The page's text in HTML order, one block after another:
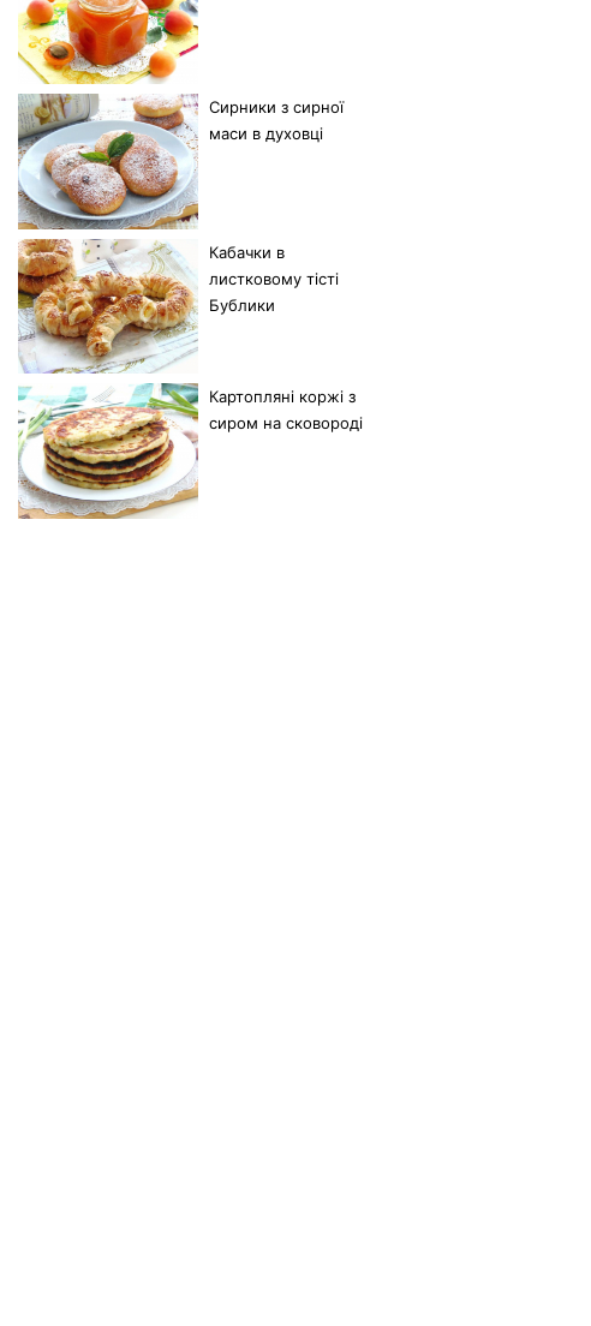
Сирники з сирної
маси в духовці
Кабачки в
листковому тісті
Бублики
Картопляні коржі з
сиром на сковороді